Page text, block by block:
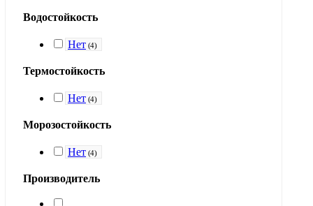
Водостойкость
Нет (4)
Термостойкость
Нет (4)
Морозостойкость
Нет (4)
Производитель